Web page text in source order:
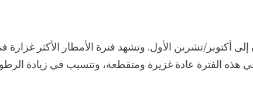
أكتوبر/تشرين الأول. وتشهد فترة الأمطار الأكثر غزارة
هذه الفترة عادة غزيرة ومتقطعة، وتتسبب في زيادة